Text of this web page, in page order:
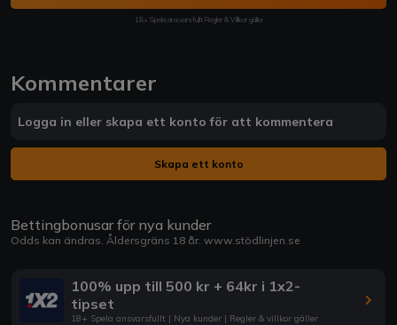
18+ Spela ansvarsfullt Regler & Villkor gäller
Kommentarer
Logga in eller skapa ett konto för att kommentera
Skapa ett konto
Bettingbonusar för nya kunder
Odds kan ändras. Åldersgräns 18 år. www.stödlinjen.se
100% upp till 500 kr + 64kr i 1x2-
tipset
18+ Spela ansvarsfullt | Nya kunder | Regler & villkor gäller